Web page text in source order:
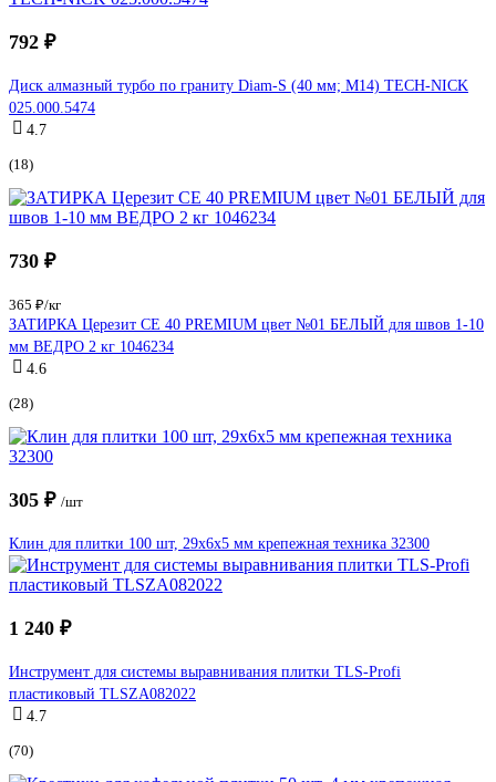
792 ₽
Диск алмазный турбо по граниту Diam-S (40 мм; М14) TECH-NICK
025.000.5474
4.7
(18)
730 ₽
365 ₽/кг
ЗАТИРКА Церезит СЕ 40 PREMIUM цвет №01 БЕЛЫЙ для швов 1-10
мм ВЕДРО 2 кг 1046234
4.6
(28)
305 ₽ /шт
Клин для плитки 100 шт, 29x6х5 мм крепежная техника 32300
1 240 ₽
Инструмент для системы выравнивания плитки TLS-Profi
пластиковый TLSZA082022
4.7
(70)